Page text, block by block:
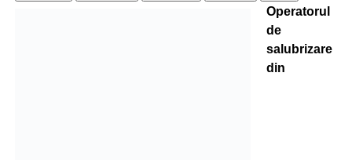
Operatorul
de
salubrizare
din